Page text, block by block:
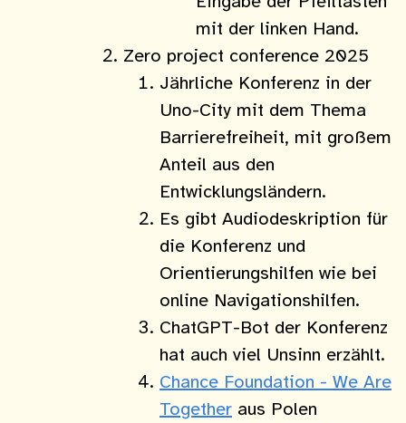
mit der linken Hand.
Zero project conference 2025
Jährliche Konferenz in der
Uno-City mit dem Thema
Barrierefreiheit, mit großem
Anteil aus den
Entwicklungsländern.
Es gibt Audiodeskription für
die Konferenz und
Orientierungshilfen wie bei
online Navigationshilfen.
ChatGPT-Bot der Konferenz
hat auch viel Unsinn erzählt.
Chance Foundation - We Are
Together aus Polen